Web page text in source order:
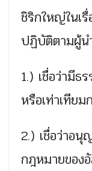
ชิริกใหญ่ในเ
ปฏิบัติตามผู้น
1.) เชื่อว่ามี
หรือเท่าเทีย
2.) เชื่อว่าอ
กฎหมายของ